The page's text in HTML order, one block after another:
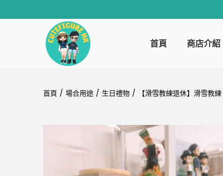
首頁 商店介紹
首頁 / 場合用途 / 生日禮物 / 【滑雪教練退休】滑雪教